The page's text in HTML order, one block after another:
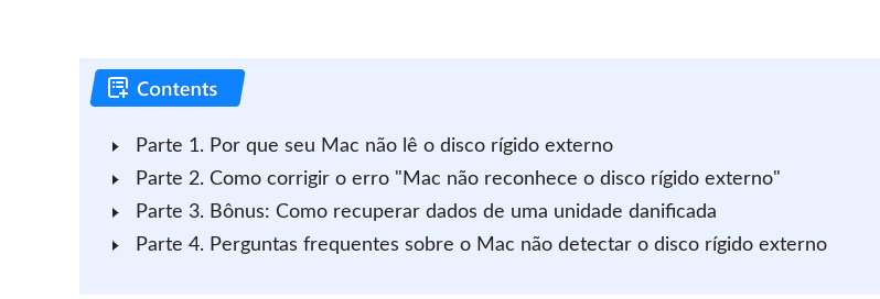
Parte 1. Por que seu Mac não lê o disco rígido externo
Parte 2. Como corrigir o erro "Mac não reconhece o disco rígido externo"
Parte 3. Bônus: Como recuperar dados de uma unidade danificada
Parte 4. Perguntas frequentes sobre o Mac não detectar o disco rígido externo